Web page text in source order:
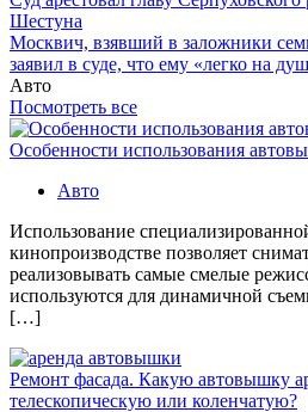
Шестуна
Москвич, взявший в заложники
заявил в суде, что ему «легко на
Авто
Посмотреть все
Особенности использования
Авто
Использование
кинопроизводстве позволяет
реализовывать самые смелые
используются для динамичной
[…]
Ремонт фасада. Какую автовышку
телескопическую или коленчатую?